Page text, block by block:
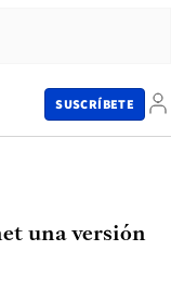
SUSCRÍBETE
una versión